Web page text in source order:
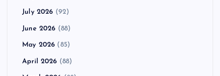
July 2026 (92)
June 2026 (88)
May 2026 (85)
April 2026 (88)